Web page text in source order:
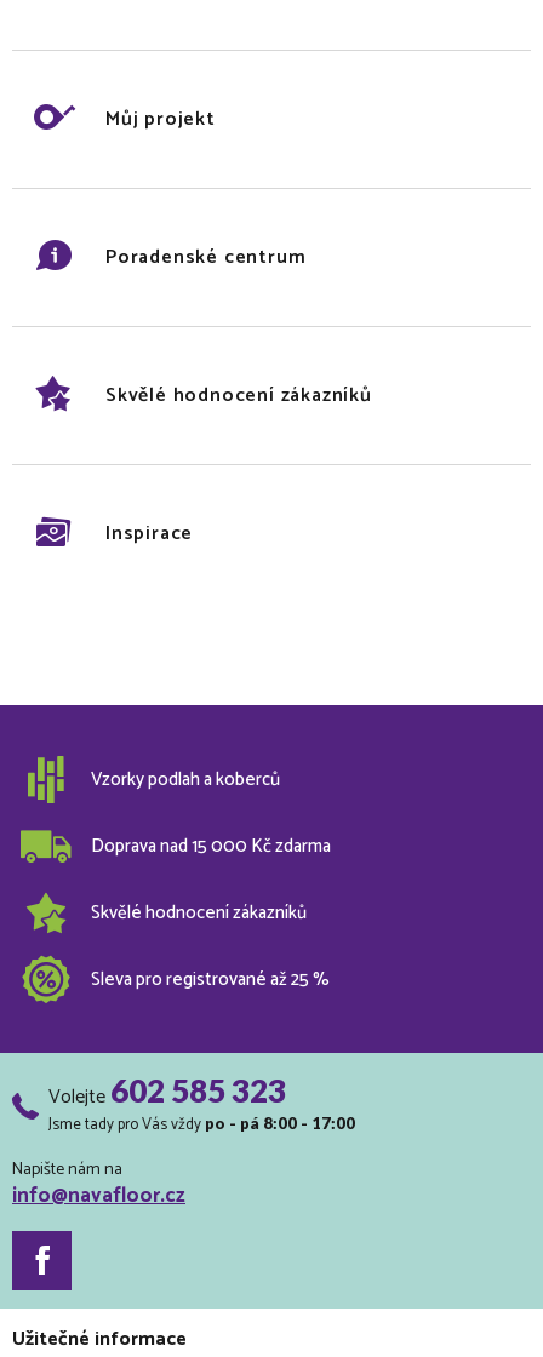
Můj projekt
Poradenské centrum
Skvělé hodnocení zákazníků
Inspirace
Vzorky podlah a koberců
Doprava nad 15 000 Kč zdarma
Skvělé hodnocení zákazníků
Sleva pro registrované až 25 %
Volejte602 585 323
Jsme tady pro Vás vždy po - pá 8:00 - 17:00
Napište nám na
info@navafloor.cz
Užitečné informace